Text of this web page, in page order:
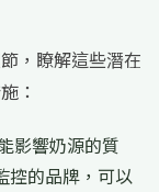
，瞭解這些潛在
：
影響奶源的質
控的品牌，可以